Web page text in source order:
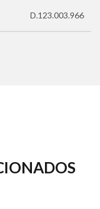
D.123.003.966